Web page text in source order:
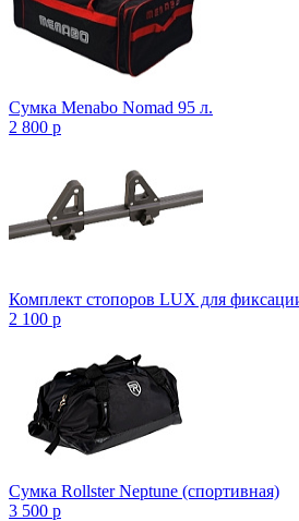
Сумка Menabo Nomad 95 л.
2 800 p
Комплект стопоров LUX для
2 100 p
Сумка Rollster Neptune (спортивная)
3 500 p